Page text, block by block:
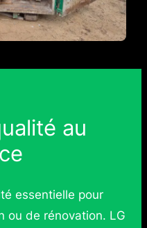
au
essentielle pour
ou de rénovation. LG